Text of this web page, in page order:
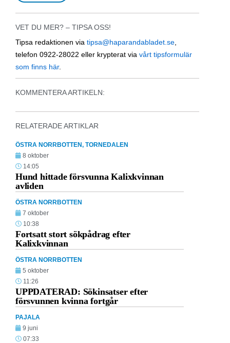
VET DU MER? – TIPSA OSS!
Tipsa redaktionen via tipsa@haparandabladet.se
telefon 0922-28022 eller krypterat via vårt tipsformulär
som finns här.
KOMMENTERA ARTIKELN:
RELATERADE ARTIKLAR
ÖSTRA NORRBOTTEN, TORNEDALEN
8 oktober
14:05
Hund hittade försvunna Kalixkvinnan
avliden
ÖSTRA NORRBOTTEN
7 oktober
10:38
Fortsatt stort sökpådrag efter
Kalixkvinnan
ÖSTRA NORRBOTTEN
5 oktober
11:26
UPPDATERAD: Sökinsatser efter
försvunnen kvinna fortgår
PAJALA
9 juni
07:33